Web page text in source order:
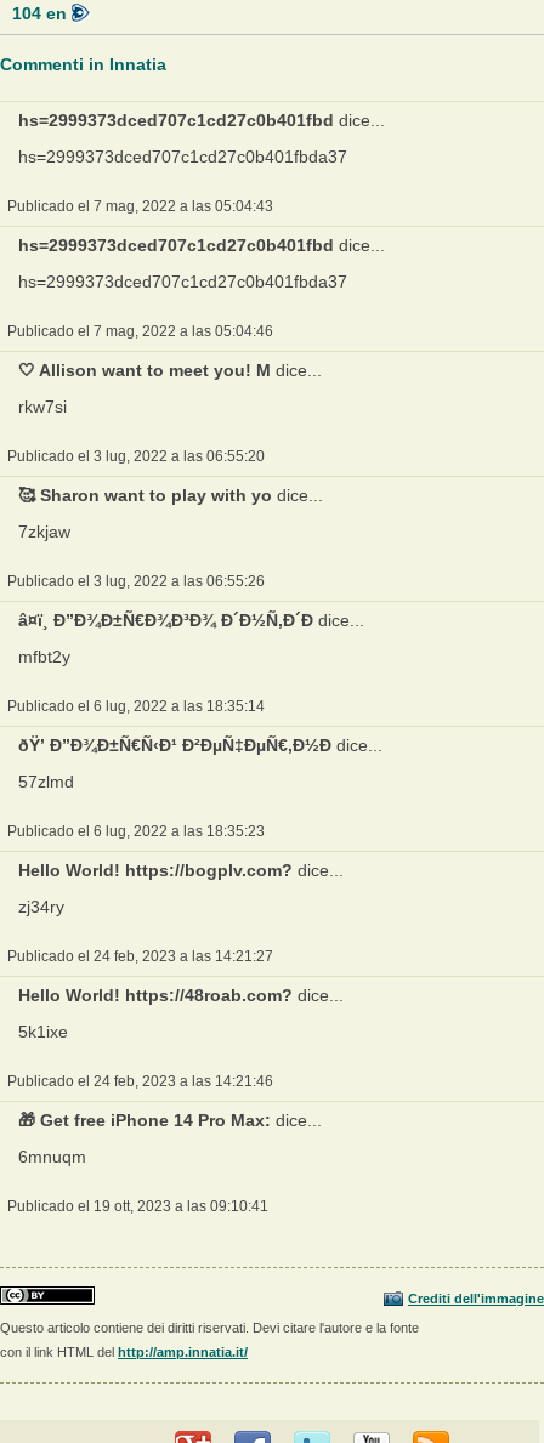
104en
Commenti in Innatia
hs=2999373dced707c1cd27c0b401fbd dice...
hs=2999373dced707c1cd27c0b401fbda37
Publicado el 7 mag, 2022 a las 05:04:43
hs=2999373dced707c1cd27c0b401fbd dice...
hs=2999373dced707c1cd27c0b401fbda37
Publicado el 7 mag, 2022 a las 05:04:46
🤍 Allison want to meet you! M dice...
rkw7si
Publicado el 3 lug, 2022 a las 06:55:20
🥰 Sharon want to play with yo dice...
7zkjaw
Publicado el 3 lug, 2022 a las 06:55:26
â¤ï¸ Ð”Ð¾Ð±Ñ€Ð¾Ð³Ð¾ Ð´Ð½Ñ,Ð´Ð dice...
mfbt2y
Publicado el 6 lug, 2022 a las 18:35:14
ðŸ’ Ð”Ð¾Ð±Ñ€Ñ‹Ð¹ Ð²ÐµÑ‡ÐµÑ€,Ð½Ð dice...
57zlmd
Publicado el 6 lug, 2022 a las 18:35:23
Hello World! https://bogplv.com? dice...
zj34ry
Publicado el 24 feb, 2023 a las 14:21:27
Hello World! https://48roab.com? dice...
5k1ixe
Publicado el 24 feb, 2023 a las 14:21:46
🎁 Get free iPhone 14 Pro Max: dice...
6mnuqm
Publicado el 19 ott, 2023 a las 09:10:41
Crediti dell'immagine
Questo articolo contiene dei diritti riservati. Devi citare l'autore e la fonte
con il link HTML del http://amp.innatia.it/